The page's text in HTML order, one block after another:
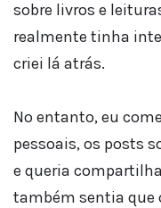
sobre livros e
realmente tinha
criei lá atrás.
No entanto, eu
pessoais, os posts
e queria
também sentia que